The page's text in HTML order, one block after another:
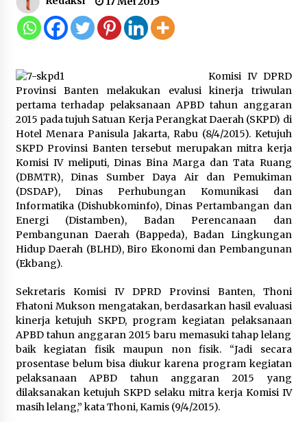
Dukung Ekosistem Kendaraan
Listrik, Wapres Dorong Link and
Marak Kecelakaan Kapal, Puan
Soroti Minimnya Faktor Keamanan
Transportasi Laut
5 Agustus 2026
Di Forum Internasional Majelis
Persaudaraan Manusia, Megawati
Soekarnoputri Tegaskan
Merangkul
5 Agustus 2026
Jokowi Tetap Disambut Hangat di
NTT, Ahmad Ali: Karya dan
Pengabdiannya Masih Dirasakan
Masyarakat
5 Agustus 2026
Komisi IV DPRD
Provinsi Banten melakukan evalusi kinerja triwulan
pertama terhadap pelaksanaan APBD tahun anggaran
2015 pada tujuh Satuan Kerja Perangkat Daerah (SKPD) di
Hotel Menara Panisula Jakarta, Rabu (8/4/2015). Ketujuh
SKPD Provinsi Banten tersebut merupakan mitra kerja
Komisi IV meliputi, Dinas Bina Marga dan Tata Ruang
(DBMTR), Dinas Sumber Daya Air dan Pemukiman
(DSDAP), Dinas Perhubungan Komunikasi dan
Informatika (Dishubkominfo), Dinas Pertambangan dan
Energi (Distamben), Badan Perencanaan dan
Pembangunan Daerah (Bappeda), Badan Lingkungan
Hidup Daerah (BLHD), Biro Ekonomi dan Pembangunan
(Ekbang).
Sekretaris Komisi IV DPRD Provinsi Banten, Thoni
Fhatoni Mukson mengatakan, berdasarkan hasil evaluasi
kinerja ketujuh SKPD, program kegiatan pelaksanaan
APBD tahun anggaran 2015 baru memasuki tahap lelang
baik kegiatan fisik maupun non fisik. “Jadi secara
prosentase belum bisa diukur karena program kegiatan
pelaksanaan APBD tahun anggaran 2015 yang
dilaksanakan ketujuh SKPD selaku mitra kerja Komisi IV
masih lelang,” kata Thoni, Kamis (9/4/2015).